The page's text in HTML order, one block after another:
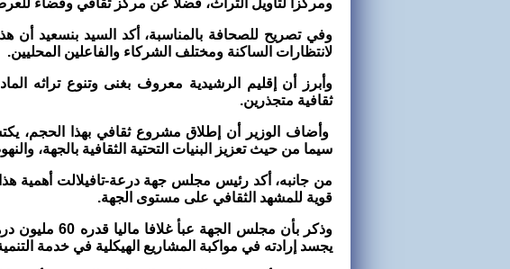
ومركزا لتأويل التراث، فضلا عن مركز ثقافي وفضاء
وفي تصريح للصحافة بالمناسبة، أكد السيد بنسعيد أن
لانتظارات الساكنة ومختلف الشركاء والفاعلين المحليين.
وأبرز أن إقليم الرشيدية معروف بغنى وتنوع تراثه
ثقافية متجذرين.
وأضاف الوزير أن إطلاق مشروع ثقافي بهذا الحجم،
سيما من حيث تعزيز البنيات التحتية الثقافية بالجهة،
من جانبه، أكد رئيس مجلس جهة درعة-تافيلالت أهمية
قوية للمشهد الثقافي على مستوى الجهة.
وذكر بأن مجلس
يجسد إرادته في مواكبة المشاريع الهيكلية في خدمة التنمية